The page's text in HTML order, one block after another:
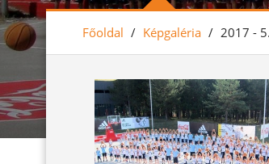
Főoldal / Képgaléria / 2017 -